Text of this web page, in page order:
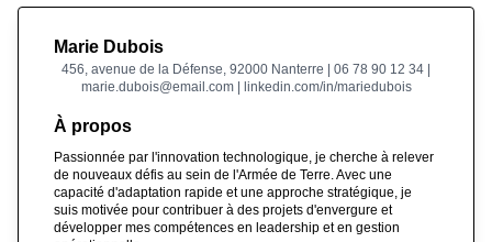
Marie Dubois
456, avenue de la Défense, 92000 Nanterre | 06 78 90 12 34 |
marie.dubois@email.com | linkedin.com/in/mariedubois
À propos
Passionnée par l'innovation technologique, je cherche à relever
de nouveaux défis au sein de l'Armée de Terre. Avec une
capacité d'adaptation rapide et une approche stratégique, je
suis motivée pour contribuer à des projets d'envergure et
développer mes compétences en leadership et en gestion